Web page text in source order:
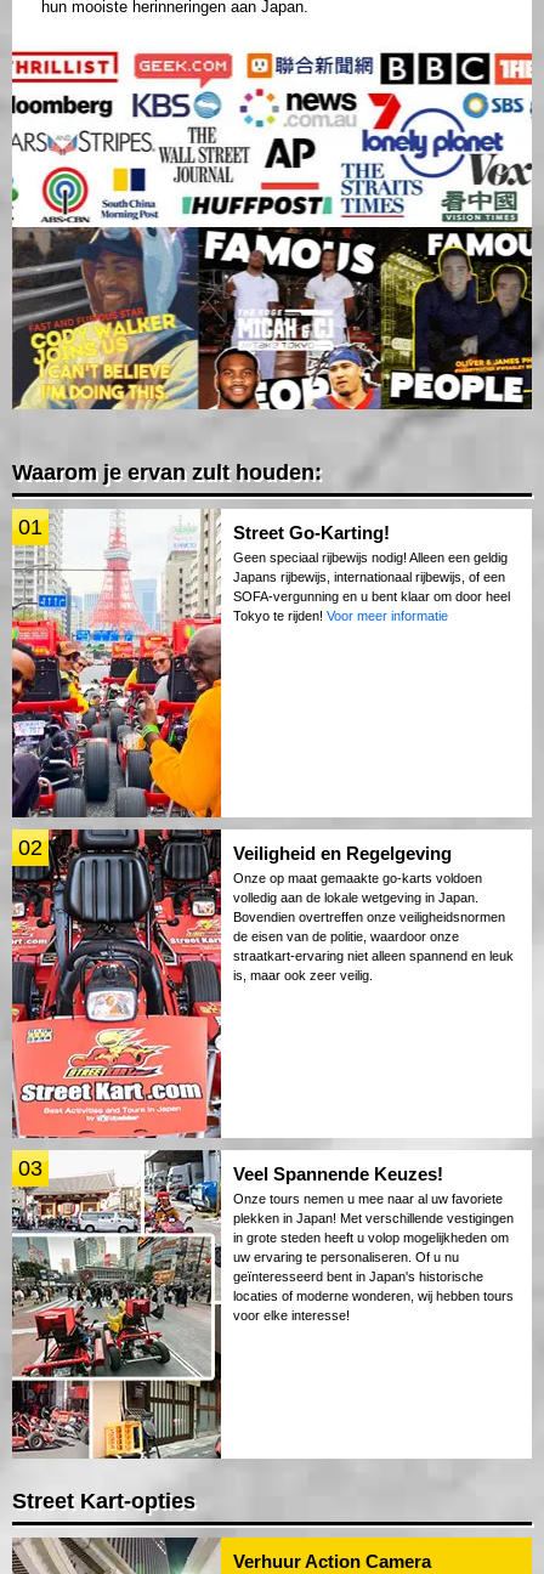
hun mooiste herinneringen aan Japan.
Waarom je ervan zult houden:
01 Street Go-Karting!
Geen speciaal rijbewijs nodig! Alleen een geldig
Japans rijbewijs, internationaal rijbewijs, of een
SOFA-vergunning en u bent klaar om door heel
Tokyo te rijden! Voor meer informatie
02 Veiligheid en Regelgeving
Onze op maat gemaakte go-karts voldoen
volledig aan de lokale wetgeving in Japan.
Bovendien overtreffen onze veiligheidsnormen
de eisen van de politie, waardoor onze
straatkart-ervaring niet alleen spannend en leuk
is, maar ook zeer veilig.
03 Veel Spannende Keuzes!
Onze tours nemen u mee naar al uw favoriete
plekken in Japan! Met verschillende vestigingen
in grote steden heeft u volop mogelijkheden om
uw ervaring te personaliseren. Of u nu
geïnteresseerd bent in Japan's historische
locaties of moderne wonderen, wij hebben tours
voor elke interesse!
Street Kart-opties
Verhuur Action Camera